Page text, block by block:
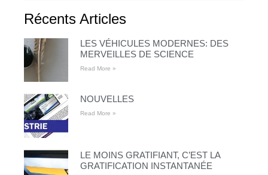
Récents Articles
LES VÉHICULES MODERNES: DES
MERVEILLES DE SCIENCE
Read More »
NOUVELLES
Read More »
LE MOINS GRATIFIANT, C’EST LA
GRATIFICATION INSTANTANÉE